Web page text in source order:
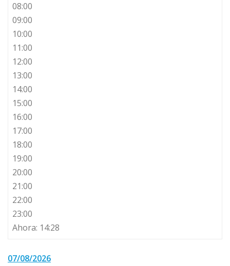
08:00
09:00
10:00
11:00
12:00
13:00
14:00
15:00
16:00
17:00
18:00
19:00
20:00
21:00
22:00
23:00
Ahora: 14:28
07/08/2026